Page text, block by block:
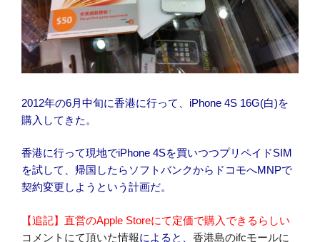
2012年の6月中旬に香港に行って、iPhone 4S 16G(白)を
購入してきた。
香港に行って現地でiPhone 4Sを買いつつプリペイドSIM
を試して、帰国したらソフトバンクからドコモへMNPで
契約変更しようという計画だ。
【追記】直営のApple Storeにて定価で購入できるらしい
コメントにて頂いた情報によると、 香港島のifcモールに